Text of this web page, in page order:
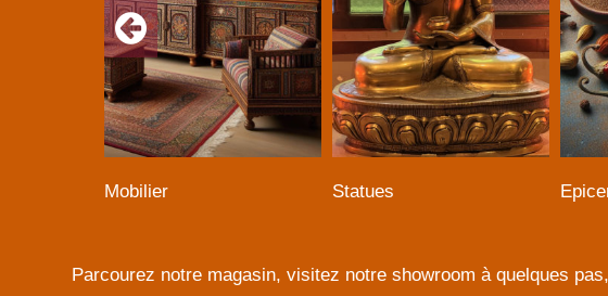
Mobilier Statues
Parcourez notre magasin, visitez notre showroom à quelques